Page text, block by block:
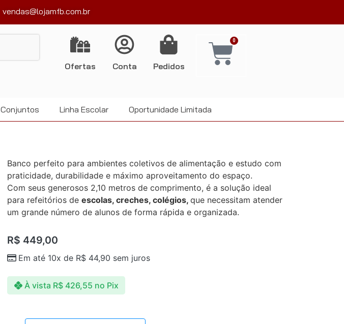
vendas@lojamfb.com.br
Ofertas Conta Pedidos
0
Conjuntos Linha Escolar Oportunidade Limitada
Banco perfeito para ambientes coletivos de alimentação e estudo com
praticidade, durabilidade e máximo aproveitamento do espaço.
Com seus generosos 2,10 metros de comprimento, é a solução ideal
para refeitórios de escolas, creches, colégios, que necessitam atender
um grande número de alunos de forma rápida e organizada.
R$ 449,00
Em até 10x de R$ 44,90 sem juros
À vista R$426,55 no Pix